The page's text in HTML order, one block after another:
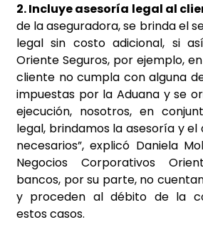
2. Incluye asesoría legal al
de la aseguradora, se brinda el
legal sin costo adicional, si
Oriente Seguros, por ejemplo,
cliente no cumpla con alguna
impuestas por la Aduana y se
ejecución, nosotros, en
legal, brindamos la asesoría y
necesarios”, explicó Daniela
Negocios Corporativos
bancos, por su parte, no
y proceden al débito de la
estos casos.